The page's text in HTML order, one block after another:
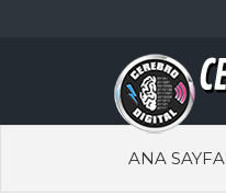
ANA SAYFA